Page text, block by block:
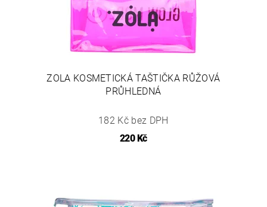
ZOLA KOSMETICKÁ TAŠTIČKA RŮŽOVÁ
PRŮHLEDNÁ
182 Kč bez DPH
220 Kč